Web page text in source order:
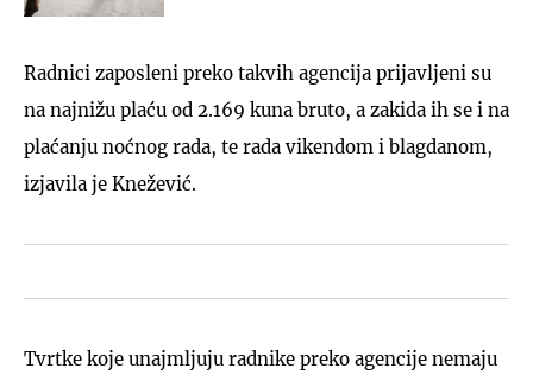
Radnici zaposleni preko takvih agencija prijavljeni su
na najnižu plaću od 2.169 kuna bruto, a zakida ih se i na
plaćanju noćnog rada, te rada vikendom i blagdanom,
izjavila je Knežević.
Tvrtke koje unajmljuju radnike preko agencije nemaju